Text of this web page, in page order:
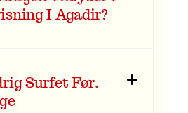
I Agadir?
Surfet Før.